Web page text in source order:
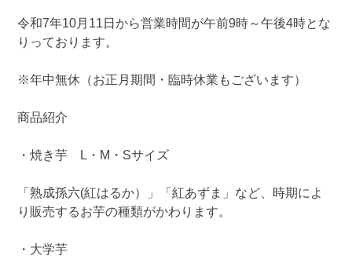
令和7年10月11日から営業時間が午前9時～午後4時とな
りっております。
※年中無休（お正月期間・臨時休業もございます）
商品紹介
・焼き芋 L・M・Sサイズ
「熟成孫六(紅はるか）」「紅あずま」など、時期によ
り販売するお芋の種類がかわります。
・大学芋